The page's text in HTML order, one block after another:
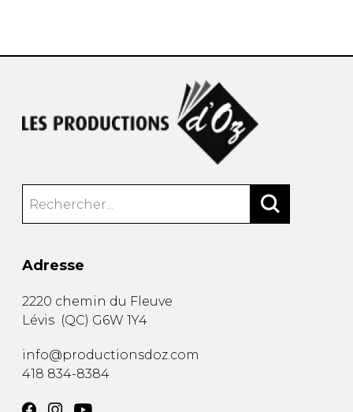
Adresse
2220 chemin du Fleuve
Lévis (QC) G6W 1Y4
info@productionsdoz.com
418 834-8384